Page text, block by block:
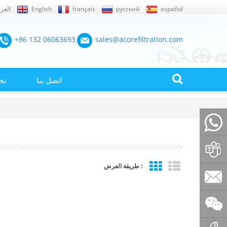
English français русский español
+86 132 06063693 sales@acorefiltration.com
اتصل بنا
طريقة العرض :
Rufus
Huang